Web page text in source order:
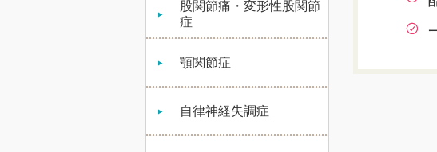
股関節痛・変形性股関節
症
顎関節症
自律神経失調症